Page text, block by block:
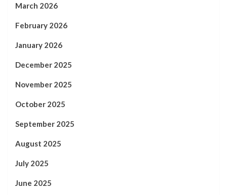
March 2026
February 2026
January 2026
December 2025
November 2025
October 2025
September 2025
August 2025
July 2025
June 2025